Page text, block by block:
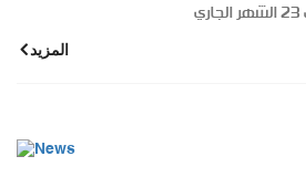
المزيد